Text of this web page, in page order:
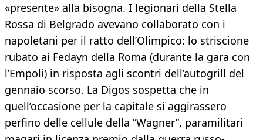
«presente» alla bisogna. I legionari della Stella
Rossa di Belgrado avevano collaborato con i
napoletani per il ratto dell’Olimpico: lo striscione
rubato ai Fedayn della Roma (durante la gara con
l’Empoli) in risposta agli scontri dell’autogrill del
gennaio scorso. La Digos sospetta che in
quell’occasione per la capitale si aggirassero
perfino delle cellule della “Wagner”, paramilitari